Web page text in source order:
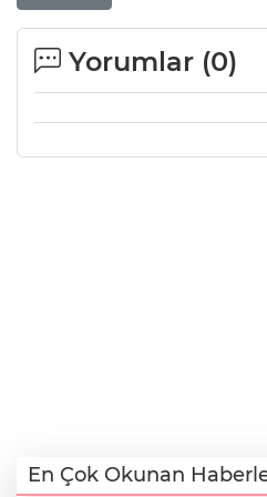
Yorumlar (0)
En Çok Okunan